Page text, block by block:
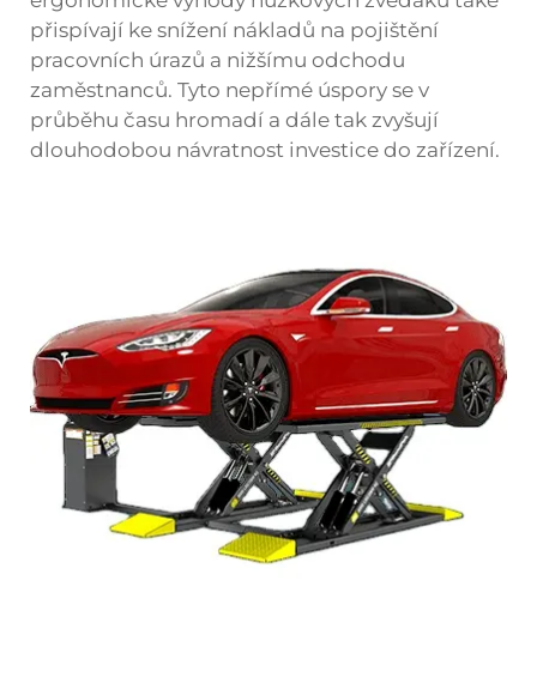
přispívají ke snížení nákladů na pojištění
pracovních úrazů a nižšímu odchodu
zaměstnanců. Tyto nepřímé úspory se v
průběhu času hromadí a dále tak zvyšují
dlouhodobou návratnost investice do zařízení.